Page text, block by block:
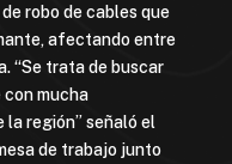
robo de cables que
afectando entre
“Se trata de buscar
con mucha
región” señaló el
de trabajo junto